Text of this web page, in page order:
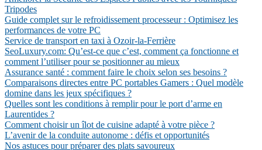
Tripodes
Guide complet sur le refroidissement processeur : Optimisez les
performances de votre PC
Service de transport en taxi à Ozoir-la-Ferrière
SeoLuxury.com: Qu’est-ce que c’est, comment ça fonctionne et
comment l’utiliser pour se positionner au mieux
Assurance santé : comment faire le choix selon ses besoins ?
Comparaisons directes entre PC portables Gamers : Quel modèle
domine dans les jeux spécifiques ?
Quelles sont les conditions à remplir pour le port d’arme en
Laurentides ?
Comment choisir un îlot de cuisine adapté à votre pièce ?
L’avenir de la conduite autonome : défis et opportunités
Nos astuces pour préparer des plats savoureux